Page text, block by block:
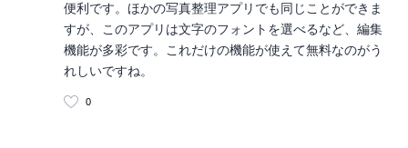
便利です。ほかの写真整理アプリでも同じことができま
すが、このアプリは文字のフォントを選べるなど、編集
機能が多彩です。これだけの機能が使えて無料なのがう
れしいですね。
0